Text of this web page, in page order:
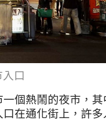
口
個熱鬧的夜市，
在通化街上，許